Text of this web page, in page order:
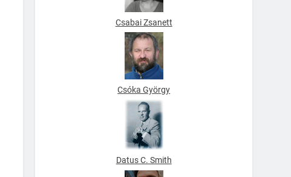
Csabai Zsanett
Csóka György
Datus C. Smith